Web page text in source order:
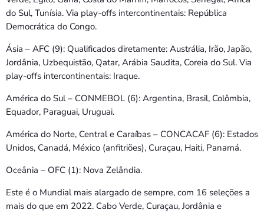
do Sul, Tunísia. Via play-offs intercontinentais: República
Democrática do Congo.
Ásia – AFC (9): Qualificados diretamente: Austrália, Irão, Japão,
Jordânia, Uzbequistão, Qatar, Arábia Saudita, Coreia do Sul. Via
play-offs intercontinentais: Iraque.
América do Sul – CONMEBOL (6): Argentina, Brasil, Colômbia,
Equador, Paraguai, Uruguai.
América do Norte, Central e Caraíbas – CONCACAF (6): Estados
Unidos, Canadá, México (anfitriões), Curaçau, Haiti, Panamá.
Oceânia – OFC (1): Nova Zelândia.
Este é o Mundial mais alargado de sempre, com 16 seleções a
mais do que em 2022. Cabo Verde, Curaçau, Jordânia e